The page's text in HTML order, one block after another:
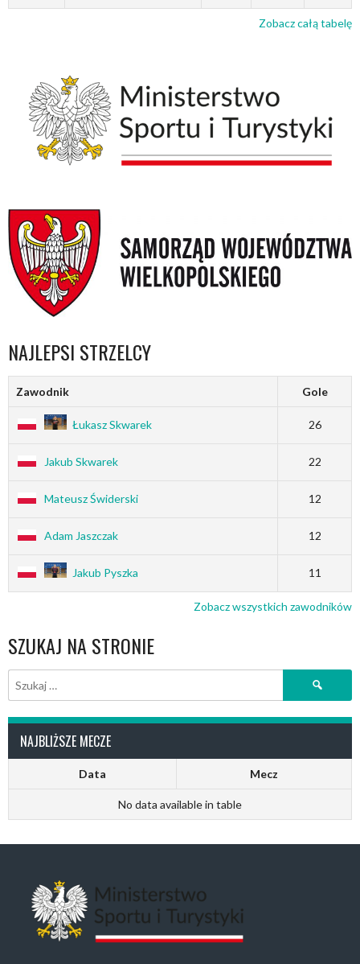
Zobacz całą tabelę
NAJLEPSI STRZELCY
Zawodnik Gole
Łukasz Skwarek 26
Jakub Skwarek 22
Mateusz Świderski 12
Adam Jaszczak 12
Jakub Pyszka 11
Zobacz wszystkich zawodników
SZUKAJ NA STRONIE
Szukaj:
NAJBLIŻSZE MECZE
Data Mecz
No data available in table